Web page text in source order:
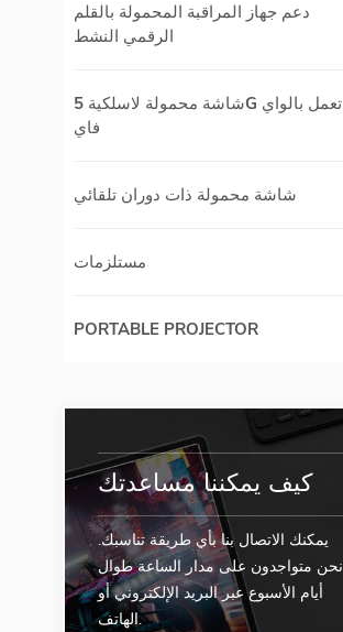
دعم جهاز المراقبة المحمولة بالقلم
الرقمي النشط
شاشة محمولة لاسلكية 5G تعمل بالواي
فاي
شاشة محمولة ذات دوران تلقائي
مستلزمات
PORTABLE PROJECTOR
كيف يمكننا مساعدتك
يمكنك الاتصال بنا بأي طريقة تناسبك.
نحن متواجدون على مدار الساعة طوال
أيام الأسبوع عبر البريد الإلكتروني أو
الهاتف.